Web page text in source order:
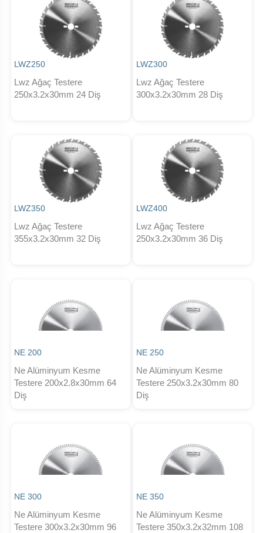
LWZ250
Lwz Ağaç Testere
250x3.2x30mm 24 Diş
LWZ300
Lwz Ağaç Testere
300x3.2x30mm 28 Diş
LWZ350
Lwz Ağaç Testere
355x3.2x30mm 32 Diş
LWZ400
Lwz Ağaç Testere
250x3.2x30mm 36 Diş
NE 200
Ne Alüminyum Kesme
Testere 200x2.8x30mm 64
Diş
NE 250
Ne Alüminyum Kesme
Testere 250x3.2x30mm 80
Diş
NE 300
Ne Alüminyum Kesme
Testere 300x3.2x30mm 96
NE 350
Ne Alüminyum Kesme
Testere 350x3.2x32mm 108